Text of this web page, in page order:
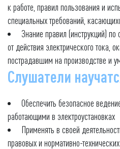
к работе, правил пользования и
специальных требований,
Знание правил (инструкций)
от действия электрического тока,
пострадавшим на производстве и
Слушатели
Обеспечить безопасное
работающими в электроустановках
Применять в своей
правовых и нормативно-